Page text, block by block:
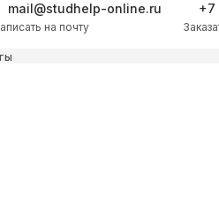
mail@studhelp-online.ru
на почту
+7